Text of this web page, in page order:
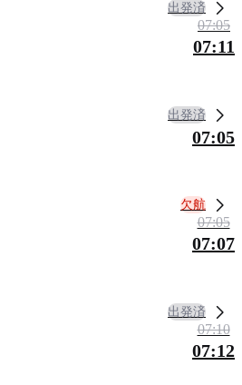
出発済
07:05
07:11
出発済
07:05
欠航
07:05
07:07
出発済
07:10
07:12